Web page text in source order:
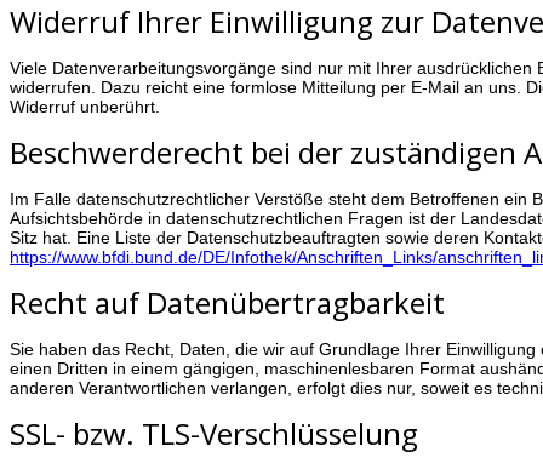
Widerruf Ihrer Einwilligung zur
Viele Datenverarbeitungsvorgänge sind nur mit Ihrer
widerrufen. Dazu reicht eine formlose Mitteilung per E-Mail an uns.
Widerruf unberührt.
Beschwerderecht bei der zuständigen
Im Falle datenschutzrechtlicher Verstöße steht dem Betroffenen ein
Aufsichtsbehörde in datenschutzrechtlichen Fragen ist der
Sitz hat. Eine Liste der Datenschutzbeauftragten sowie deren
https://www.bfdi.bund.de/DE/Infothek/Anschriften_Links/
Recht auf Datenübertragbarkeit
Sie haben das Recht, Daten, die wir auf Grundlage Ihrer
einen Dritten in einem gängigen, maschinenlesbaren Format
anderen Verantwortlichen verlangen, erfolgt dies nur, soweit es
SSL- bzw. TLS-Verschlüsselung